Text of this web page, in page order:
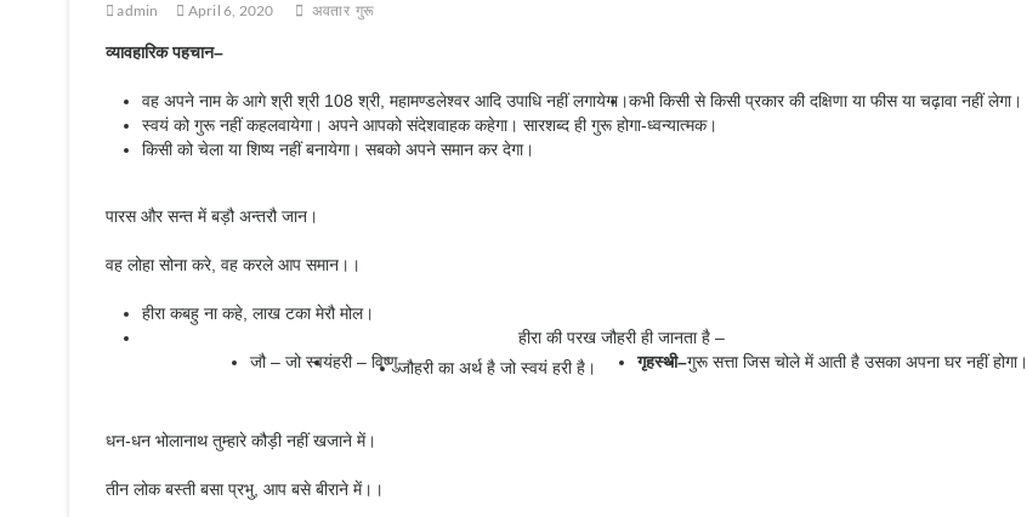
admin April 6, 2020 अवतार गुरू
व्यावहारिक पहचान–
वह अपने नाम के आगे श्री श्री 108 श्री, महामण्डलेश्वर आदि उपाधि नहीं लगायेगा।कभी किसी से किसी प्रकार की दक्षिणा या फीस या चढ़ावा नहीं लेगा।
स्वयं को गुरू नहीं कहलवायेगा। अपने आपको संदेशवाहक कहेगा। सारशब्द ही गुरू होगा-ध्वन्यात्मक।
किसी को चेला या शिष्य नहीं बनायेगा। सबको अपने समान कर देगा।
पारस और सन्त में बड़ौ अन्तरौ जान।
वह लोहा सोना करे, वह करले आप समान।।
हीरा कबहु ना कहे, लाख टका मेरौ मोल।
हीरा की परख जौहरी ही जानता है –
जौ – जो स्वयंहरी – विष्णुजौहरी का अर्थ है जो स्वयं हरी है। गृहस्थी–गुरू सत्ता जिस चोले में आती है उसका अपना घर नहीं होगा।
धन-धन भोलानाथ तुम्हारे कौड़ी नहीं खजाने में।
तीन लोक बस्ती बसा प्रभु, आप बसे बीराने में।।